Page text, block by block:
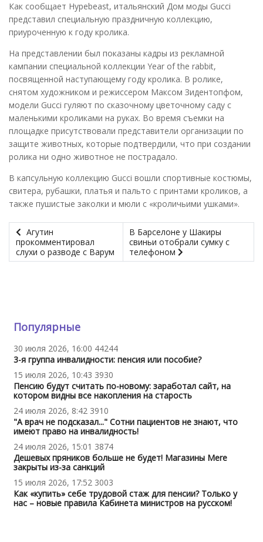
Как сообщает Hypebeast, итальянский Дом моды Gucci
представил специальную праздничную коллекцию,
приуроченную к году кролика.
На представлении был показаны кадры из рекламной
кампании специальной коллекции Year of the rabbit,
посвященной наступающему году кролика. В ролике,
снятом художником и режиссером Максом Зидентопфом,
модели Gucci гуляют по сказочному цветочному саду с
маленькими кроликами на руках. Во время съемки на
площадке присутствовали представители организации по
защите животных, которые подтвердили, что при создании
ролика ни одно животное не пострадало.
В капсульную коллекцию Gucci вошли спортивные костюмы,
свитера, рубашки, платья и пальто с принтами кроликов, а
также пушистые заколки и мюли с «кроличьими ушками».
Агутин
прокомментировал
слухи о разводе с Варум
В Барселоне у Шакиры
свиньи отобрали сумку с
телефоном
Популярные
30 июля 2026, 16:00 44244
3-я группа инвалидности: пенсия или пособие?
15 июля 2026, 10:43 3930
Пенсию будут считать по-новому: заработал сайт, на
котором видны все накопления на старость
24 июля 2026, 8:42 3910
"А врач не подсказал..." Сотни пациентов не знают, что
имеют право на инвалидность!
24 июля 2026, 15:01 3874
Дешевых пряников больше не будет! Магазины Mere
закрыты из-за санкций
15 июля 2026, 17:52 3003
Как «купить» себе трудовой стаж для пенсии? Только у
нас – новые правила Кабинета министров на русском!